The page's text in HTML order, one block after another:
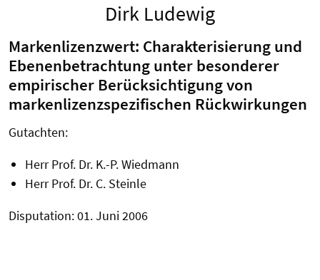
Dirk Ludewig
Markenlizenzwert: Charakterisierung und
Ebenenbetrachtung unter besonderer
empirischer Berücksichtigung von
markenlizenzspezifischen Rückwirkungen
Gutachten:
Herr Prof. Dr. K.-P. Wiedmann
Herr Prof. Dr. C. Steinle
Disputation: 01. Juni 2006